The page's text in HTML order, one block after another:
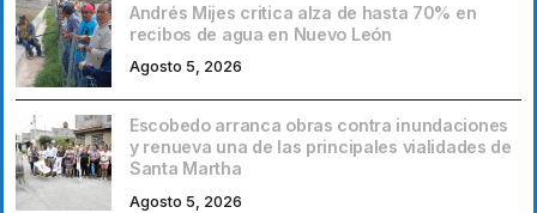
Andrés Mijes critica alza de hasta 70% en
recibos de agua en Nuevo León
Agosto 5, 2026
Escobedo arranca obras contra inundaciones
y renueva una de las principales vialidades de
Santa Martha
Agosto 5, 2026